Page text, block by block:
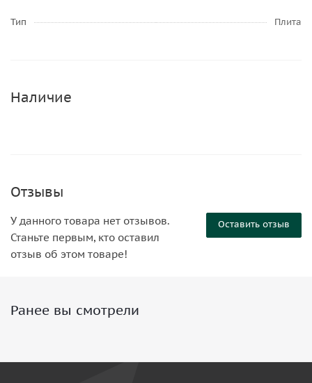
Тип Плита
Наличие
Отзывы
Оставить отзыв
У данного товара нет отзывов.
Станьте первым, кто оставил
отзыв об этом товаре!
Ранее вы смотрели